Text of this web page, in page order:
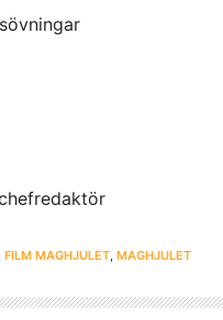
, FILM MAGHJULET, MAGHJULET